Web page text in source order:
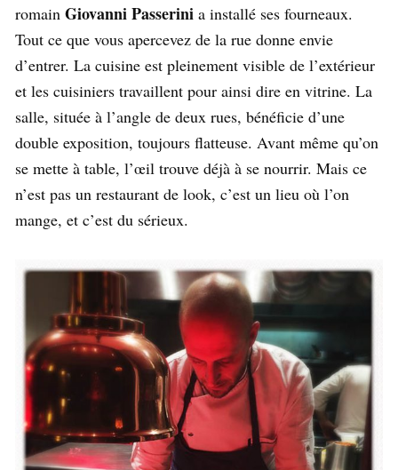
romain Giovanni Passerini a installé ses fourneaux.
Tout ce que vous apercevez de la rue donne envie
d’entrer. La cuisine est pleinement visible de l’extérieur
et les cuisiniers travaillent pour ainsi dire en vitrine. La
salle, située à l’angle de deux rues, bénéficie d’une
double exposition, toujours flatteuse. Avant même qu’on
se mette à table, l’œil trouve déjà à se nourrir. Mais ce
n’est pas un restaurant de look, c’est un lieu où l’on
mange, et c’est du sérieux.